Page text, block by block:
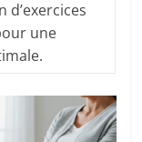
d’exercices
une